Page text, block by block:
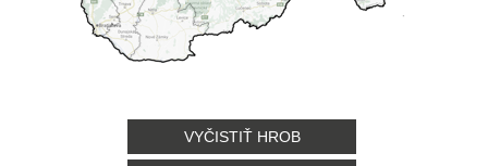
VYČISTIŤ HROB